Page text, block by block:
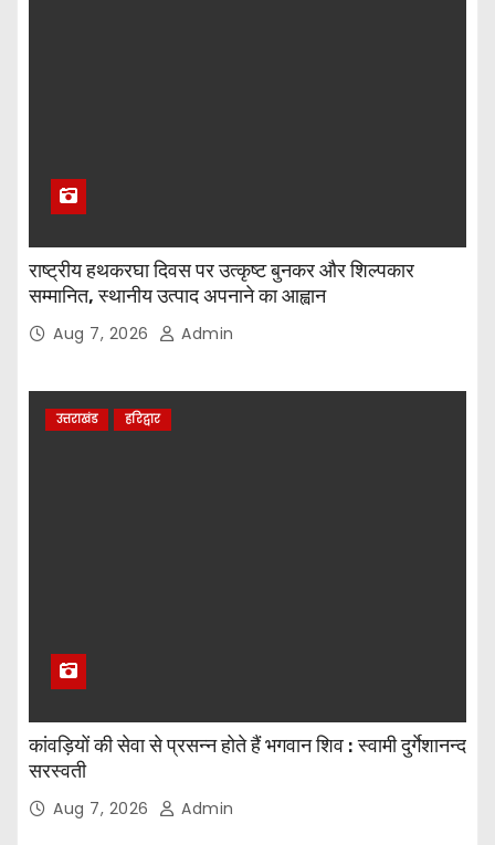
राष्ट्रीय हथकरघा दिवस पर उत्कृष्ट बुनकर और शिल्पकार
सम्मानित, स्थानीय उत्पाद अपनाने का आह्वान
Aug 7, 2026 Admin
उत्तराखंड हरिद्वार
कांवड़ियों की सेवा से प्रसन्न होते हैं भगवान शिव : स्वामी दुर्गेशानन्द
सरस्वती
Aug 7, 2026 Admin